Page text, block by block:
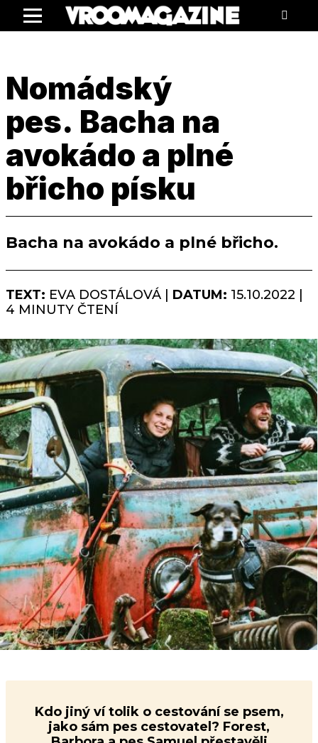
Menu
Nomádský
pes. Bacha na
avokádo a plné
břicho písku
Bacha na avokádo a plné břicho.
TEXT: EVA DOSTÁLOVÁ | DATUM: 15.10.2022 |
4 MINUTY ČTENÍ
Kdo jiný ví tolik o cestování se psem,
jako sám pes cestovatel? Forest,